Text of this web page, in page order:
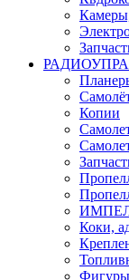
Копии
Коки,